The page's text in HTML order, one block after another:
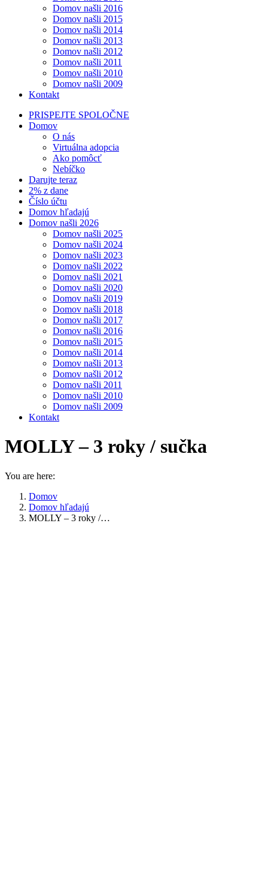
Domov našli 2016
Domov našli 2015
Domov našli 2014
Domov našli 2013
Domov našli 2012
Domov našli 2011
Domov našli 2010
Domov našli 2009
Kontakt
PRISPEJTE SPOLOČNE
Domov
O nás
Virtuálna adopcia
Ako pomôcť
Nebíčko
Darujte teraz
2% z dane
Číslo účtu
Domov hľadajú
Domov našli 2026
Domov našli 2025
Domov našli 2024
Domov našli 2023
Domov našli 2022
Domov našli 2021
Domov našli 2020
Domov našli 2019
Domov našli 2018
Domov našli 2017
Domov našli 2016
Domov našli 2015
Domov našli 2014
Domov našli 2013
Domov našli 2012
Domov našli 2011
Domov našli 2010
Domov našli 2009
Kontakt
MOLLY – 3 roky / sučka
You are here:
Domov
Domov hľadajú
MOLLY – 3 roky /…